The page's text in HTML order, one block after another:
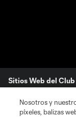
Sitios Web del Club
ClubNosotros y
píxeles, balizas